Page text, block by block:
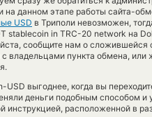
данном этапе работы сайта-
USD в Триполи невозможен,
stablecoin in TRC-20 network на
сообщите нам о сложившейся
пункта обмена, или
USD выгоднее, когда вы
деньги подобным способом и
расположенной в